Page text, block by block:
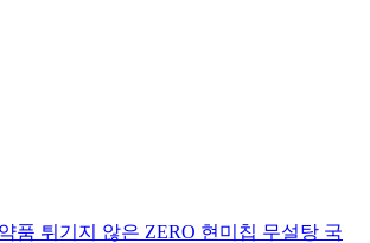
품 튀기지 않은 ZERO 현미칩 무설탕 국